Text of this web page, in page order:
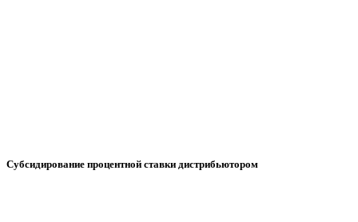
Субсидирование процентной ставки дистрибьютором